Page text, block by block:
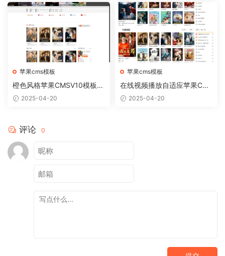
苹果cms模板
橙色风格苹果CMSV10模板免
费下载
2025-04-20
苹果cms模板
在线视频播放自适应苹果CM
Sv10模板
2025-04-20
评论 0